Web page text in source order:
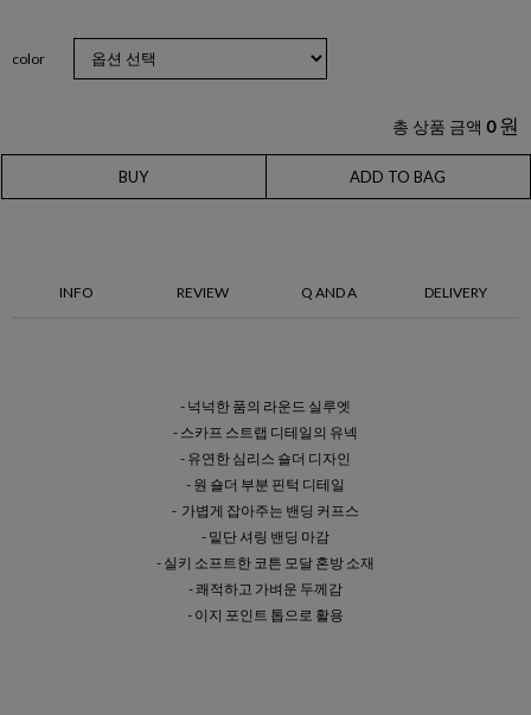
color
총 상품 금액 0 원
BUY ADD TO BAG
INFO REVIEW Q AND A DELIVERY
- 넉넉한 품의 라운드 실루엣
- 스카프 스트랩 디테일의 유넥
- 유연한 심리스 숄더 디자인
- 원 숄더 부분 핀턱 디테일
- 가볍게 잡아주는 밴딩 커프스
- 밑단 셔링 밴딩 마감
- 실키 소프트한 코튼 모달 혼방 소재
- 쾌적하고 가벼운 두께감
- 이지 포인트 톱으로 활용